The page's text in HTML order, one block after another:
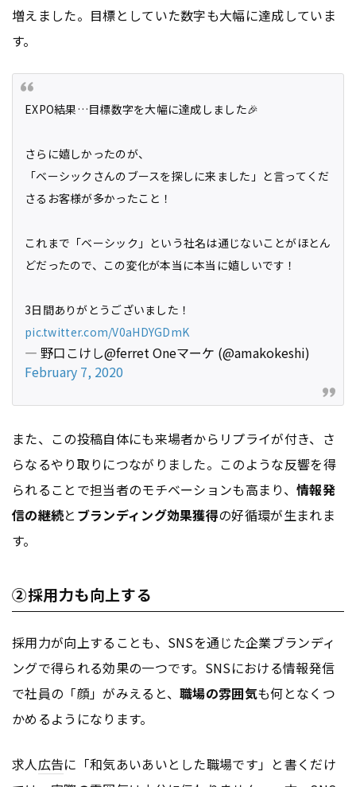
増えました。目標としていた数字も大幅に達成していま
す。
EXPO結果…目標数字を大幅に達成しました🎉
さらに嬉しかったのが、
「ベーシックさんのブースを探しに来ました」と言ってくだ
さるお客様が多かったこと！
これまで「ベーシック」という社名は通じないことがほとん
どだったので、この変化が本当に本当に嬉しいです！
3日間ありがとうございました！
pic.twitter.com/V0aHDYGDmK
— 野口こけし@ferret Oneマーケ (@amakokeshi)
February 7, 2020
また、この投稿自体にも来場者からリプライが付き、さ
らなるやり取りにつながりました。このような反響を得
られることで担当者のモチベーションも高まり、情報発
信の継続と ブランディング効果獲得の好循環が生まれま
す。
②採用力も向上する
採用力が向上することも、SNSを通じた企業ブランディ
ングで得られる効果の一つです。SNSにおける情報発信
で社員の「顔」がみえると、職場の雰囲気も何となくつ
かめるようになります。
求人 広告に「和気あいあいとした職場です」と書くだけ